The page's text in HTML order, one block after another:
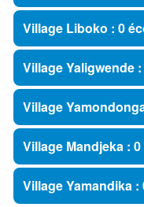
Village Liboko : 0
Village Yaligwende
Village
Village Mandjeka :
Village Yamandika :